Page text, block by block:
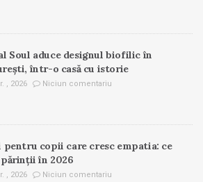
Soul aduce designul biofilic în
într-o casă cu istorie
, 2026 Niciun comentariu
pentru copii care cresc empatia: ce
părinții în 2026
, 2026 Niciun comentariu